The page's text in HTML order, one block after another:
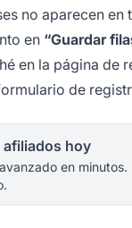
no aparecen
en “Guardar
en la página de
de
afiliados hoy
en minutos.